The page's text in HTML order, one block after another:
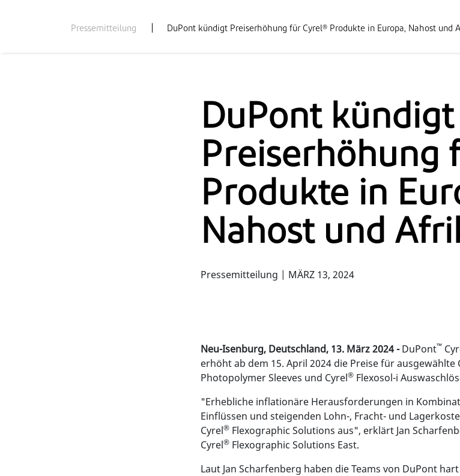
DuPont kündigt
Preiserhöhung
Produkte in
Nahost und
Pressemitteilung | MÄRZ 13, 2024
Pressemitteilung DuPont kündigt Preiserhöhung für Cyrel® Produkte in Europa, Nahost und
Neu-Isenburg, Deutschland, 13. März 2024 -DuPont™
erhöht ab dem 15. April 2024 die Preise für ausgewählte
Photopolymer Sleeves und Cyrel®Flexosol-i
"Erhebliche inflationäre Herausforderungen in
Einflüssen und steigenden Lohn-, Fracht- und
Cyrel®Flexographic Solutions aus", erklärt Jan
Cyrel®Flexographic Solutions East.
Laut Jan Scharfenberg haben die Teams von DuPont